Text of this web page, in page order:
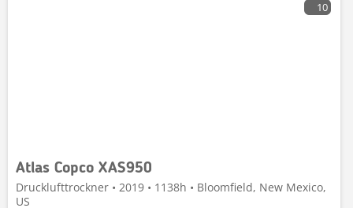
10
Atlas Copco XAS950
Drucklufttrockner • 2019 • 1138h • Bloomfield, New Mexico,
US